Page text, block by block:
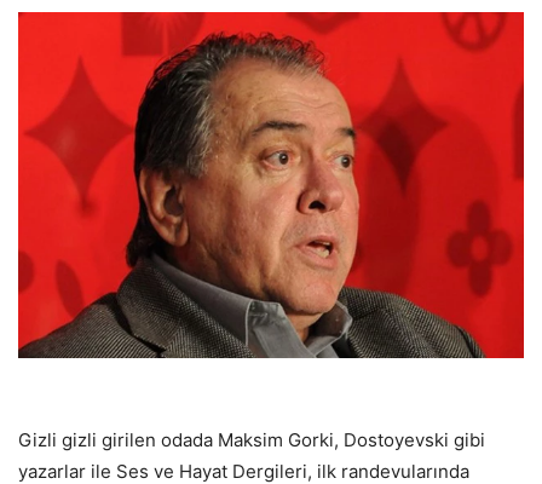
Gizli gizli girilen odada Maksim Gorki, Dostoyevski gibi
yazarlar ile Ses ve Hayat Dergileri, ilk randevularında